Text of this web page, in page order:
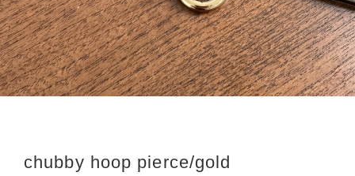
chubby hoop pierce/gold